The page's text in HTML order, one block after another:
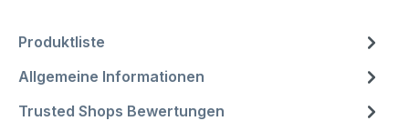
Produktliste
Allgemeine Informationen
Trusted Shops Bewertungen